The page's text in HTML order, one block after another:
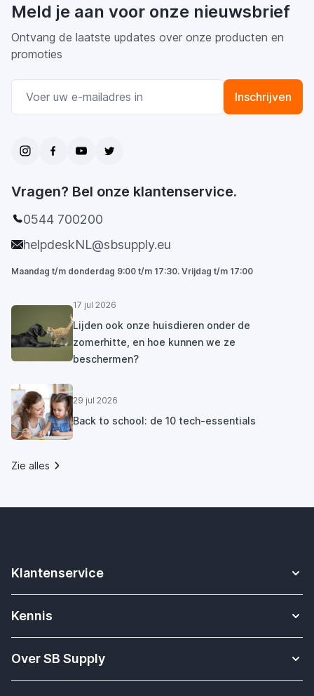
Meld je aan voor onze nieuwsbrief
Ontvang de laatste updates over onze producten en
promoties
Inschrijven
Vragen? Bel onze klantenservice.
0544 700200
helpdeskNL@sbsupply.eu
Maandag t/m donderdag 9:00 t/m 17:30. Vrijdag t/m 17:00
17 jul 2026
Lijden ook onze huisdieren onder de
zomerhitte, en hoe kunnen we ze
beschermen?
29 jul 2026
Back to school: de 10 tech-essentials
Zie alles
Klantenservice
Contact
Verzending & bezorging
Kennis
Apple Watch bandjes kennisbank
Over SB Supply